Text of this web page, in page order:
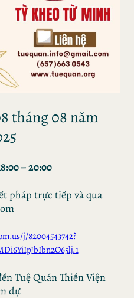
tháng 08 năm
– 20:00
pháp trực tiếp và qua
j/82004543742?
Tuệ Quán Thiền Viện
dự